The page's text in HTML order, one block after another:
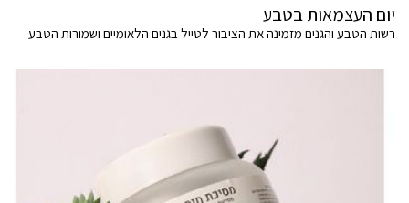
יום העצמאות בטבע
רשות הטבע והגנים מזמינה את הציבור לטייל בגנים הלאומיים ושמורות הטבע